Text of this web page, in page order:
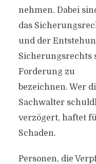
nehmen. Dabei
das
und der
Sicherungsrechts
Forderung zu
bezeichnen. Wer
Sachwalter
verzögert, haftet
Schaden.
Personen, die